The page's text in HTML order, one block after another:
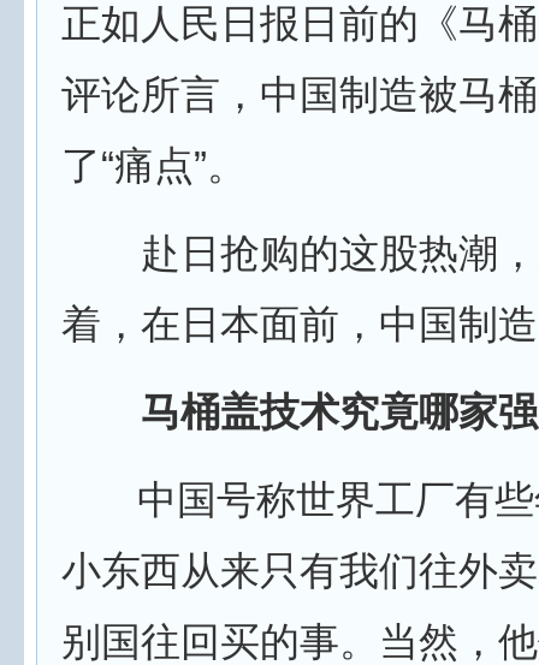
正如人民日报日前的《马
评论所言，中国制造被马
了“痛点”。
赴日抢购的这股热潮，
着，在日本面前，中国制
马桶盖技术究竟哪家强
中国号称世界工厂有些
小东西从来只有我们往外
别国往回买的事。当然，